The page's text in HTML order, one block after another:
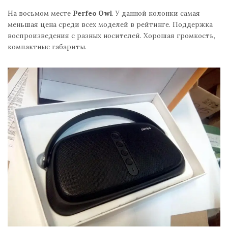
На восьмом месте Perfeo Owl. У данной колонки самая
меньшая цена среди всех моделей в рейтинге. Поддержка
воспроизведения с разных носителей. Хорошая громкость,
компактные габариты.